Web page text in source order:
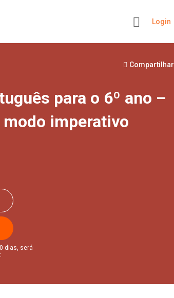
Login
Compartilhar
para o 6º ano –
modo imperativo
dias, será